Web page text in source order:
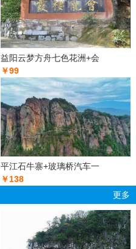
益阳云梦方舟七色花洲+会
￥99
平江石牛寨+玻璃桥汽车一
￥138
更多